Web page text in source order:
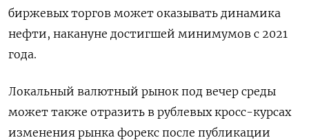
биржевых торгов может оказывать динамика
нефти, накануне достигшей минимумов с 2021
года.
Локальный валютный рынок под вечер среды
может также отразить в рублевых кросс-курсах
изменения рынка форекс после публикации